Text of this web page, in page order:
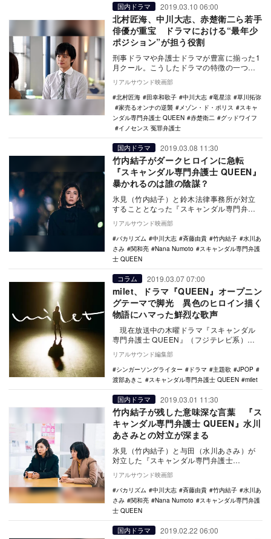
国内ドラマ 2019.03.10 06:00
北村匠海、中川大志、赤楚衛二ら若手
俳優が重宝 ドラマにおける“最年少
ポジション”が担う役割
刑事ドラマや弁護士ドラマが豊富に揃った1
月クール。こうしたドラマの特徴の一つ
に、主人公至上主義の物語ではなく、様々
な世代の個性豊…
リアルサウンド映画部
北村匠海
田幸和歌子 中川大志 竜星涼
草川拓弥
家売るオンナの逆襲
メゾン・ド・ポリス
スキャ
ンダル専門弁護士 QUEEN
赤楚衛二
グッドワイフ
イノセンス 冤罪弁護士
国内ドラマ 2019.03.08 11:30
竹内結子がダークヒロインに急転
『スキャンダル専門弁護士 QUEEN』
暴かれるのは誰の陰謀？
氷見（竹内結子）と鈴木法律事務所が対立
することとなった『スキャンダル専門弁護
士 QUEEN』（フジテレビ系）の第9話。い
よいよク…
リアルサウンド映画部
バカリズム
中川大志 斉藤由貴 竹内結子
水川あ
さみ
関和亮 Nana Numoto
スキャンダル専門弁護
士 QUEEN
コラム 2019.03.07 07:00
milet、ドラマ『QUEEN』オープニン
グテーマで脚光 異色のヒロイン描く
物語にハマった鮮烈な歌声
現在放送中の木曜ドラマ『スキャンダル
専門弁護士 QUEEN』（フジテレビ系）の
オープニングテーマとして抜擢されたmil…
リアルサウンド編集部
シンガーソングライター
ドラマ 主題歌
JPOP
渡部あきこ
スキャンダル専門弁護士 QUEEN milet
国内ドラマ 2019.03.01 11:30
竹内結子が残した意味深な言葉 『ス
キャンダル専門弁護士 QUEEN』水川
あさみとの対立が深まる
氷見（竹内結子）と与田（水川あさみ）が
対立した『スキャンダル専門弁護士
QUEEN』（フジテレビ系）の第8話。氷見
が依頼人に対し…
リアルサウンド映画部
バカリズム
中川大志 斉藤由貴 竹内結子
水川あ
さみ
関和亮 Nana Numoto
スキャンダル専門弁護
士 QUEEN
国内ドラマ 2019.02.22 06:00